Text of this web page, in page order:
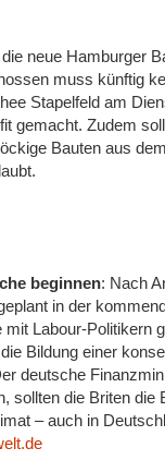
neue Hamburger
muss künftig
Stapelfeld am
gemacht. Zudem
Bauten aus
beginnen: Nach
in der
Labour-Politikern
Bildung einer
deutsche
sollten die Briten
– auch in